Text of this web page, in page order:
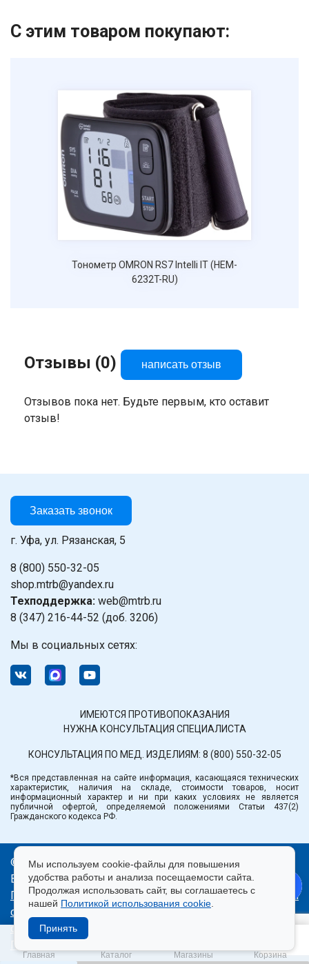
Главная Каталог Магазины Корзина
С этим товаром покупают:
Тонометр OMRON RS7 Intelli IT (HEM-
6232T-RU)
Отзывы (0) написать отзыв
Отзывов пока нет. Будьте первым, кто оставит
отзыв!
Заказать звонок
г. Уфа, ул. Рязанская, 5
8 (800) 550-32-05
shop.mtrb@yandex.ru
Техподдержка: web@mtrb.ru
8 (347) 216-44-52 (доб. 3206)
Мы в социальных сетях:
ИМЕЮТСЯ ПРОТИВОПОКАЗАНИЯ
НУЖНА КОНСУЛЬТАЦИЯ СПЕЦИАЛИСТА
КОНСУЛЬТАЦИЯ ПО МЕД. ИЗДЕЛИЯМ: 8 (800) 550-32-05
*Вся представленная на сайте информация, касающаяся технических
характеристик, наличия на складе, стоимости товаров, носит
информационный характер и ни при каких условиях не является
публичной офертой, определяемой положениями Статьи 437(2)
Гражданского кодекса РФ.
© ООО «Медтехника» РБ.
Все права защищены 2026.
Политика конфиденциальности| Правила пользования
сайтом
Использование cookie|Согласие на
обработку персональных данных
Продвижение сайта — Лидер Поиска
Мы используем cookie-файлы для повышения
удобства работы и анализа посещаемости сайта.
Продолжая использовать сайт, вы соглашаетесь с
нашей Политикой использования cookie
Принять